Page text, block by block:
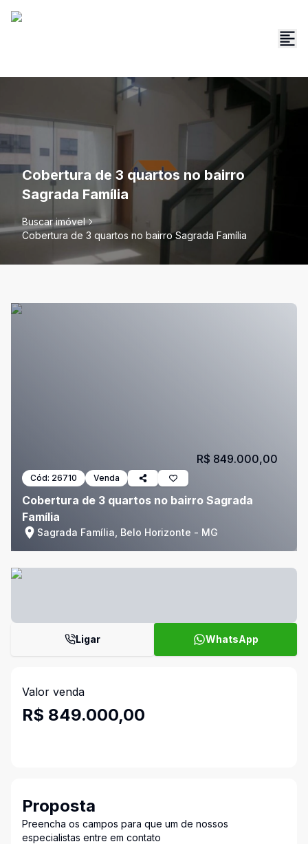
Cobertura de 3 quartos no bairro
Sagrada Família
Buscar imóvel
Cobertura de 3 quartos no bairro Sagrada Família
Cód: 26710 Venda
Cobertura de 3 quartos no bairro Sagrada
Família
Sagrada Família, Belo Horizonte - MG
R$ 849.000,00
Ligar WhatsApp
Valor venda
R$ 849.000,00
Proposta
Preencha os campos para que um de nossos
especialistas entre em contato